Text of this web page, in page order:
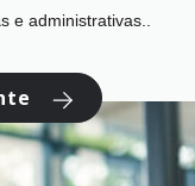
e administrativas..